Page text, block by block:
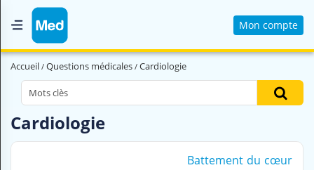
Mon compte
Accueil
Magazine Médical
Accueil Questions médicales Cardiologie
Cardiologie
Battement du cœur